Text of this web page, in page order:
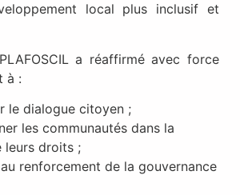
local plus inclusif et
a réaffirmé avec force
à :
le dialogue citoyen ;
les communautés dans la
leurs droits ;
renforcement de la gouvernance